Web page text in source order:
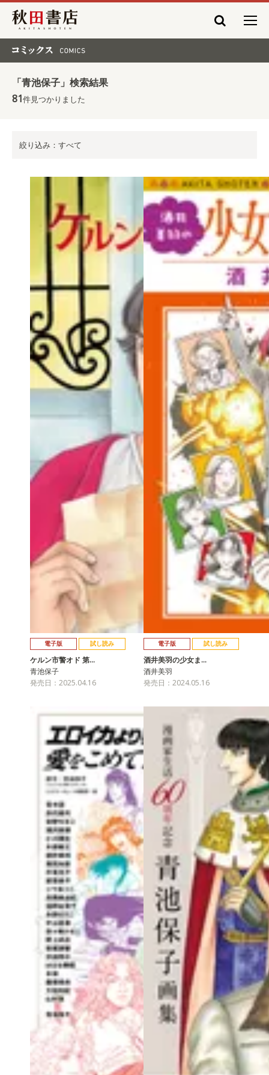
秋田書店
「青池保子」検索結果
81件見つかりました
絞り込み：すべて
電子版 試し読み
ケルン市警オド 第…
青池保子
発売日：2025.04.16
電子版 試し読み
酒井美羽の少女ま…
酒井美羽
発売日：2024.05.16